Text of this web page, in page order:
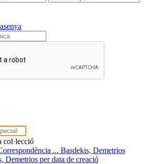
col·lecció
... Basdekis, Demetrios
Demetrios per data de creació